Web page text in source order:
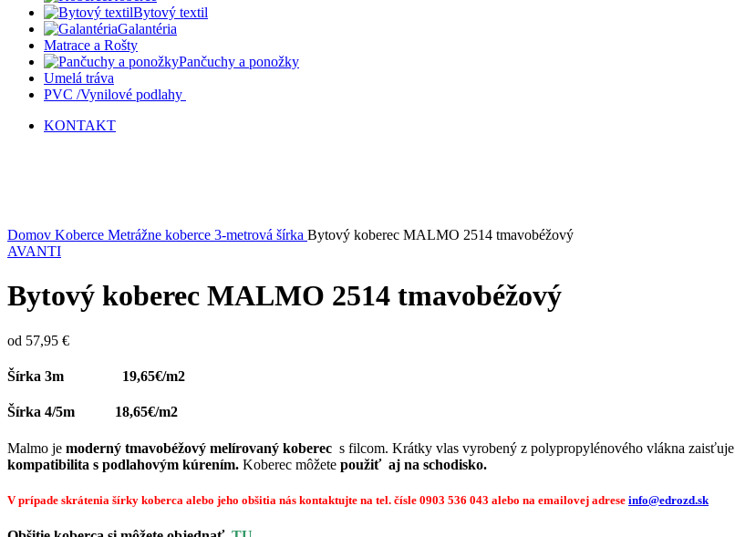
Bytový textil
Galantéria
Matrace a Rošty
Pančuchy a ponožky
Umelá tráva
PVC /Vynilové podlahy
KONTAKT
Domov Koberce Metrážne koberce 3-metrová šírka Bytový koberec MALMO 2514 tmavobéžový
AVANTI
Bytový koberec MALMO 2514 tmavobéžový
od 57,95 €
Šírka 3m 19,65€/m2
Šírka 4/5m 18,65€/m2
Malmo je moderný tmavobéžový melírovaný koberec s filcom. Krátky vlas vyrobený z polypropylénového vlákna zaisťuje
kompatibilita s podlahovým kúrením. Koberec môžete použiť aj na schodisko.
V prípade skrátenia šírky koberca alebo jeho obšitia nás kontaktujte na tel. čísle 0903 536 043 alebo na emailovej adrese info@edrozd.sk